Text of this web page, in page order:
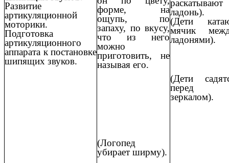
Развитие
артикуляционной
моторики.
Подготовка
артикуляционного
аппарата к постановке
шипящих звуков.
форме, на
ощупь, по
запаху, по вкусу,
что из него
можно
приготовить, не
называя его.
(Логопед
убирает ширму).
раскатывают
ладонь).
(Дети
мячик
ладонями).
(Дети
перед
зеркалом).